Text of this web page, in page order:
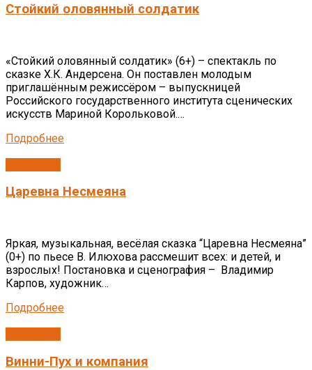
Стойкий оловянный солдатик
«Стойкий оловянный солдатик» (6+) – спектакль по
сказке Х.К. Андерсена. Он поставлен молодым
приглашённым режиссёром – выпускницей
Российского государственного института сценических
искусств Мариной Корольковой.…
Подробнее
Царевна Несмеяна
Яркая, музыкальная, весёлая сказка “Царевна Несмеяна”
(0+) по пьесе В. Илюхова рассмешит всех: и детей, и
взрослых! Постановка и сценография – Владимир
Карпов, художник…
Подробнее
Винни-Пух и компания